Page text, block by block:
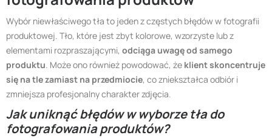
Wybór niewłaściwego tła to jeden z częstych błędów w fotografii
produktowej. Tło, które jest zbyt kolorowe, wzorzyste lub z
elementami rozpraszającymi, odciąga uwagę od samego
produktu. Może ono również powodować, że klient skoncentruje
się na tle zamiast na przedmiocie, co zniekształca odbiór i
zmniejsza profesjonalny charakter zdjęcia.
Jak uniknąć błędów w wyborze tła do
fotografowania produktów?